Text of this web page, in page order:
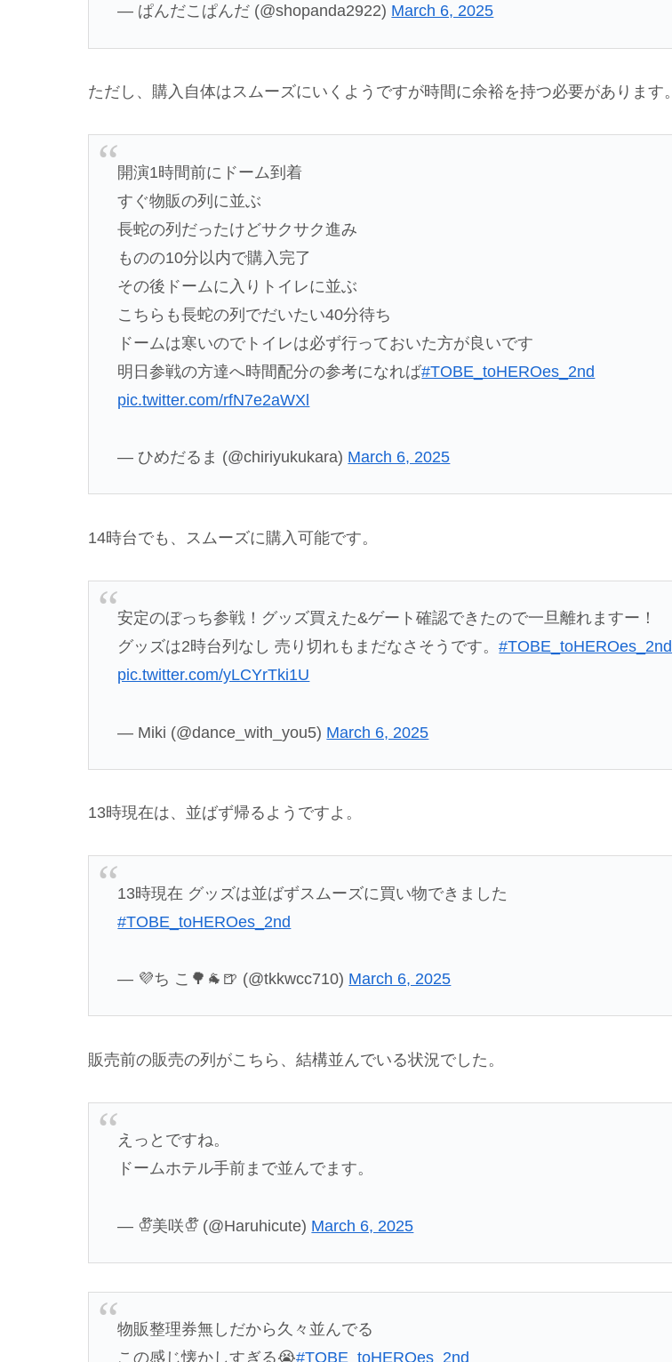
— ぱんだこぱんだ (@shopanda2922) March 6, 2025
ただし、購入自体はスムーズにいくようですが時間に余裕を持つ必要があります。
開演1時間前にドーム到着
すぐ物販の列に並ぶ
長蛇の列だったけどサクサク進み
ものの10分以内で購入完了
その後ドームに入りトイレに並ぶ
こちらも長蛇の列でだいたい40分待ち
ドームは寒いのでトイレは必ず行っておいた方が良いです
明日参戦の方達へ時間配分の参考になれば#TOBE_toHEROes_2nd
pic.twitter.com/rfN7e2aWXl
— ひめだるま (@chiriyukukara) March 6, 2025
14時台でも、スムーズに購入可能です。
安定のぼっち参戦！グッズ買えた&ゲート確認できたので一旦離れますー！
グッズは2時台列なし 売り切れもまだなさそうです。#TOBE_toHEROes_2nd
pic.twitter.com/yLCYrTki1U
— Miki (@dance_with_you5) March 6, 2025
13時現在は、並ばず帰るようですよ。
13時現在 グッズは並ばずスムーズに買い物できました
#TOBE_toHEROes_2nd
— 💜ち こ🌳🐐🍺 (@tkkwcc710) March 6, 2025
販売前の販売の列がこちら、結構並んでいる状況でした。
えっとですね。
ドームホテル手前まで並んでます。
— ♔໊美咲♔໊ (@Haruhicute) March 6, 2025
物販整理券無しだから久々並んでる
この感じ懐かしすぎる😭#TOBE_toHEROes_2nd